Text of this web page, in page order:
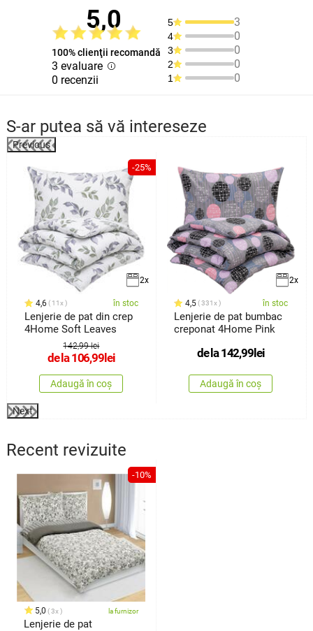
5,0
100% clienţii recomandă
3 evaluare
0 recenzii
5 3
4 0
3 0
2 0
1 0
S-ar putea să vă intereseze
Previous
-25%
2x
4,6 11x în stoc
Lenjerie de pat din crep
4Home Soft Leaves
142,99 lei
de la106,99 lei
Adaugă în coș
2x
4,5 331x în stoc
Lenjerie de pat bumbac
creponat 4Home Pink
de la142,99 lei
Adaugă în coș
Next
Recent revizuite
-10%
5,0 3x la furnizor
Lenjerie de pat